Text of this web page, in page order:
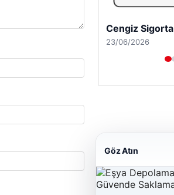
Cengiz Sigorta
23/06/2026
Göz Atın